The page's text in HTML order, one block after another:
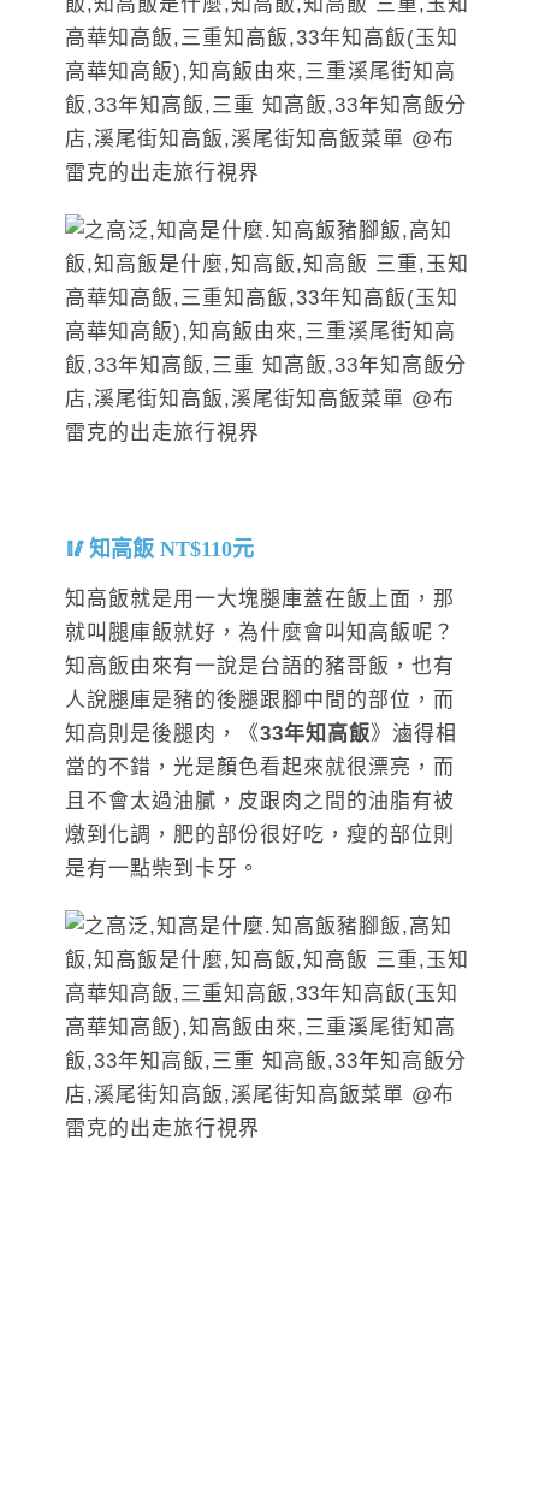
知高飯 NT$110元
知高飯就是用一大塊腿庫蓋在飯上面，那
就叫腿庫飯就好，為什麼會叫知高飯呢？
知高飯由來有一說是台語的豬哥飯，也有
人說腿庫是豬的後腿跟腳中間的部位，而
知高則是後腿肉，《33年知高飯》滷得相
當的不錯，光是顏色看起來就很漂亮，而
且不會太過油膩，皮跟肉之間的油脂有被
燉到化調，肥的部份很好吃，瘦的部位則
是有一點柴到卡牙。